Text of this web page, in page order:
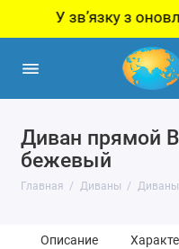
У звʼязку з
Диван прямой
бежевый
Главная Диваны Диваны
Описание